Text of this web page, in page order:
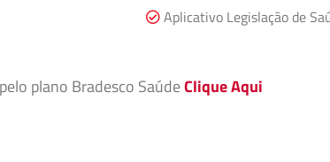
Aplicativo Legislação de
plano Bradesco SaúdeClique Aqui